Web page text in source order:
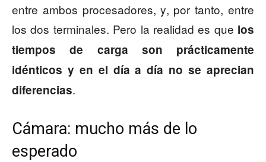
entre ambos procesadores, y, por tanto, entre
los dos terminales. Pero la realidad es que los
tiempos de carga son prácticamente
idénticos y en el día a día no se aprecian
diferencias.
Cámara: mucho más de lo
esperado